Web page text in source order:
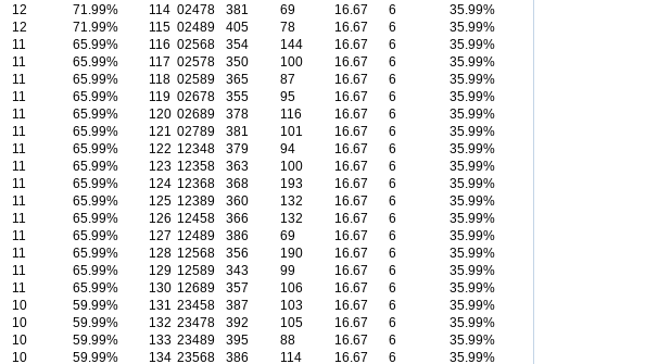
12
71.99%
12
71.99%
11
65.99%
11
65.99%
11
65.99%
11
65.99%
11
65.99%
11
65.99%
11
65.99%
11
65.99%
11
65.99%
11
65.99%
11
65.99%
11
65.99%
11
65.99%
11
65.99%
11
65.99%
10
59.99%
10
59.99%
10
59.99%
10
59.99%
114 02478 381 69 16.67 6
35.99%
115 02489 405 78 16.67 6
35.99%
116 02568 354 144 16.67 6
35.99%
117 02578 350 100 16.67 6
35.99%
118 02589 365 87 16.67 6
35.99%
119 02678 355 95 16.67 6
35.99%
120 02689 378 116 16.67 6
35.99%
121 02789 381 101 16.67 6
35.99%
122 12348 379 94 16.67 6
35.99%
123 12358 363 100 16.67 6
35.99%
124 12368 368 193 16.67 6
35.99%
125 12389 360 132 16.67 6
35.99%
126 12458 366 132 16.67 6
35.99%
127 12489 386 69 16.67 6
35.99%
128 12568 356 190 16.67 6
35.99%
129 12589 343 99 16.67 6
35.99%
130 12689 357 106 16.67 6
35.99%
131 23458 387 103 16.67 6
35.99%
132 23478 392 105 16.67 6
35.99%
133 23489 395 88 16.67 6
35.99%
134 23568 386 114 16.67 6
35.99%